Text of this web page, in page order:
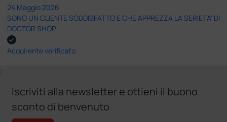
24 Maggio 2026
SONO UN CLIENTE SODDISFATTO E CHE APPREZZA LA SERIETA' DI
DOCTOR SHOP
Acquirente verificato
;
Iscriviti alla newsletter e ottieni il buono
sconto di benvenuto